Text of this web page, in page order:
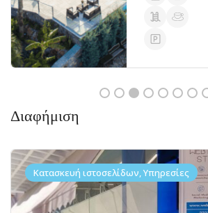
Διαφήμιση
Κατασκευή ιστοσελίδων, Υπηρεσίες